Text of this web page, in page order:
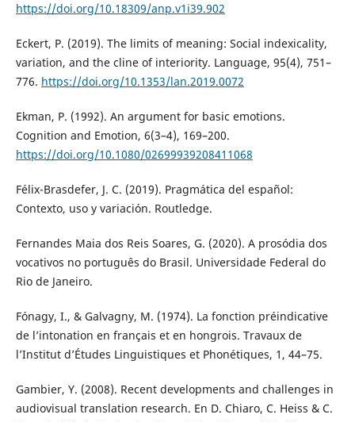
https://doi.org/10.18309/anp.v1i39.902
Eckert, P. (2019). The limits of meaning: Social indexicality,
variation, and the cline of interiority. Language, 95(4), 751–
776. https://doi.org/10.1353/lan.2019.0072
Ekman, P. (1992). An argument for basic emotions.
Cognition and Emotion, 6(3–4), 169–200.
https://doi.org/10.1080/02699939208411068
Félix-Brasdefer, J. C. (2019). Pragmática del español:
Contexto, uso y variación. Routledge.
Fernandes Maia dos Reis Soares, G. (2020). A prosódia dos
vocativos no português do Brasil. Universidade Federal do
Rio de Janeiro.
Fónagy, I., & Galvagny, M. (1974). La fonction préindicative
de l’intonation en français et en hongrois. Travaux de
l’Institut d’Études Linguistiques et Phonétiques, 1, 44–75.
Gambier, Y. (2008). Recent developments and challenges in
audiovisual translation research. En D. Chiaro, C. Heiss & C.